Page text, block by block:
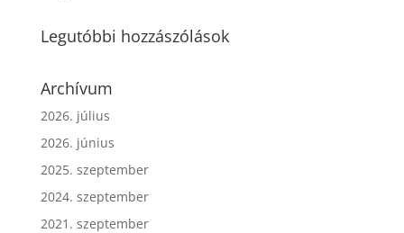
Legutóbbi hozzászólások
Archívum
2026. július
2026. június
2025. szeptember
2024. szeptember
2021. szeptember